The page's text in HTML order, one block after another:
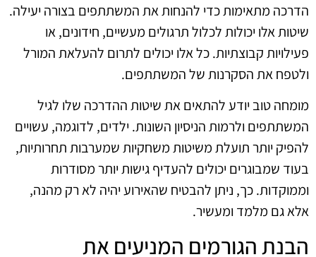
הדרכה מתאימות כדי להנחות את המשתתפים בצורה יעילה.
שיטות אלו יכולות לכלול תרגולים מעשיים, חידונים, או
פעילויות קבוצתיות. כל אלו יכולים לתרום להעלאת המורל
ולטפח את הסקרנות של המשתתפים.
מומחה טוב יודע להתאים את שיטות ההדרכה שלו לגיל
המשתתפים ולרמות הניסיון השונות. ילדים, לדוגמה, עשויים
להפיק יותר תועלת משיטות משחקיות שמערבות תחרותיות,
בעוד שמבוגרים יכולים להעדיף גישות יותר מסודרות
וממוקדות. כך, ניתן להבטיח שהאירוע יהיה לא רק מהנה,
אלא גם מלמד ומעשיר.
הבנת הגורמים המניעים את